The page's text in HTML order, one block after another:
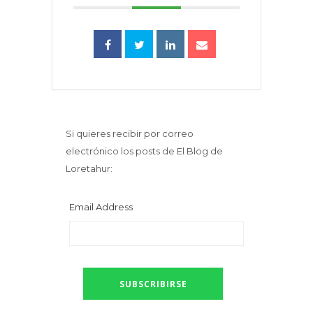
Si quieres recibir por correo
electrónico los posts de El Blog de
Loretahur:
Email Address